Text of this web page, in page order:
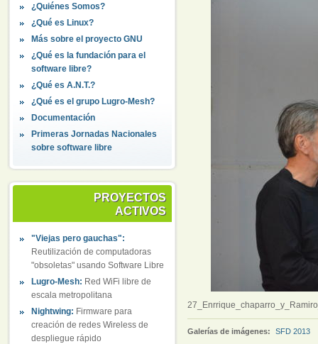
¿Quiénes Somos?
¿Qué es Linux?
Más sobre el proyecto GNU
¿Qué es la fundación para el
software libre?
¿Qué es A.N.T.?
¿Qué es el grupo Lugro-Mesh?
Documentación
Primeras Jornadas Nacionales
sobre software libre
PROYECTOS
ACTIVOS
"Viejas pero gauchas":
Reutilización de computadoras
"obsoletas" usando Software Libre
Lugro-Mesh: Red WiFi libre de
escala metropolitana
Nightwing: Firmware para
creación de redes Wireless de
despliegue rápido
Galerías de imágenes: SFD 2013